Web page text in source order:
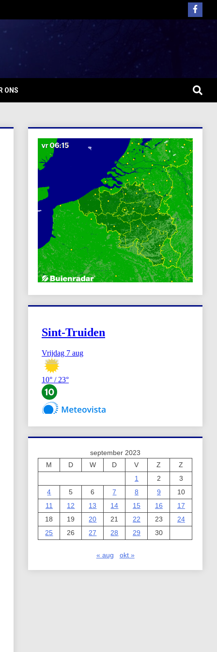
ONS
september 2023
M
D W D V Z
Z
1
2
3
4
5 6 7 8 9
10
11
12 13 14 15 16
17
18
19 20 21 22 23
24
25
26 27 28 29 30
« aug okt »